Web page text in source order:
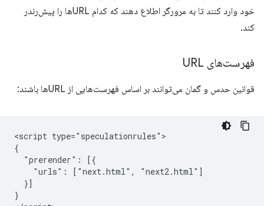
خود وارد کنند تا به مرورگر اطلاع دهند که کدام URLها را پیش‌رندر
کند.
فهرست‌های URL
قوانین حدس و گمان می‌توانند بر اساس فهرست‌هایی از URLها باشند:
<script type="speculationrules">
{
  "prerender": [{
    "urls": ["next.html", "next2.html"]
  }]
}